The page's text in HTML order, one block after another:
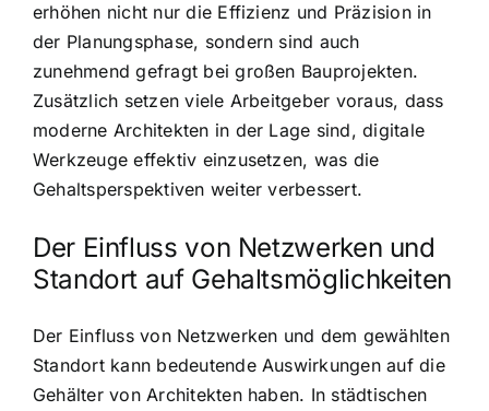
erhöhen nicht nur die Effizienz und Präzision in
der Planungsphase, sondern sind auch
zunehmend gefragt bei großen Bauprojekten.
Zusätzlich setzen viele Arbeitgeber voraus, dass
moderne Architekten in der Lage sind, digitale
Werkzeuge effektiv einzusetzen, was die
Gehaltsperspektiven weiter verbessert.
Der Einfluss von Netzwerken und
Standort auf Gehaltsmöglichkeiten
Der Einfluss von Netzwerken und dem gewählten
Standort kann bedeutende Auswirkungen auf die
Gehälter von Architekten haben. In städtischen